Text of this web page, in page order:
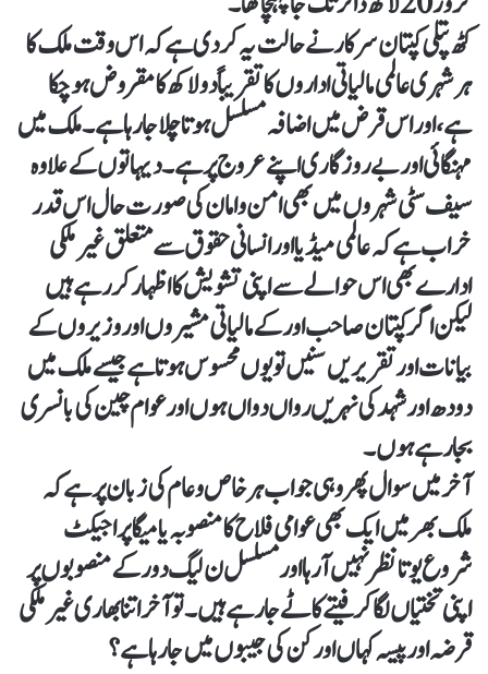
کٹھ پتلی کپتان سرکار نے حالت یہ کر دی ہے کہ اس وقت ملک کا
ہر شہری عالمی مالیاتی اداروں کا تقریباً دو لاکھ کا مقروض ہو چکا
ہے، اور اس قرض میں اضافہ مسلسل ہوتا چلا جا رہا ہے ۔ ملک میں
مہنگائی اور بے روزگاری اپنے عروج پر ہے ۔ دیہاتوں کے علاوہ
سیف سٹی شہروں میں بھی امن وامان کی صورت حال اس قدر
خراب ہے کہ عالمی میڈیا اور انسانی حقوق سے متعلق غیر ملکی
ادارے بھی اس حوالے سے اپنی تشویش کا اظہار کر رہے ہیں
لیکن اگر کپتان صاحب اور کے مالیاتی مشیروں اور وزیروں کے
بیانات اور تقریریں سنیں تو یوں محسوس ہوتا ہے جیسے ملک میں
دودھ اور شہد کی نہریں رواں دواں ہوں اور عوام چین کی بانسری
بجا رہے ہوں ۔
آخر میں سوال پھر وہی جو اب ہر خاص و عام کی زبان پر ہے کہ
ملک بھر میں ایک بھی عوامی فلاح کا منصوبہ یا میگا پراجیکٹ
شروع یوتا نظر نہیں آ رہا اور مسلسل ن لیگ دور کے منصوبوں پر
اپنی تختیاں لگا کر فیتے کاٹے جا رہے ہیں۔ تو آخر اتنا بھاری غیر ملکی
قرضہ اور پیسہ کہاں اور کن کی جیبوں میں جا رہا ہے؟